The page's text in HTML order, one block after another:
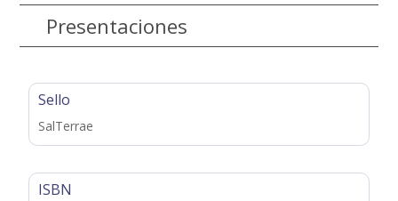
Presentaciones
Sello
SalTerrae
ISBN